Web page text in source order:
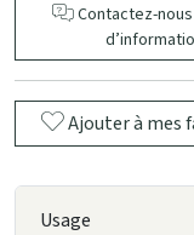
Contactez-
Ajouter à mes
Usage